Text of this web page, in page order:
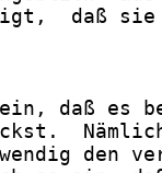
daß
daß es
den